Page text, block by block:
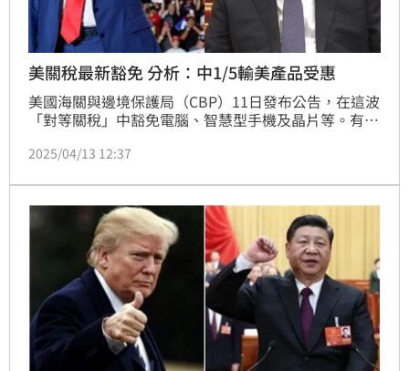
美關稅最新豁免 分析：中1/5輸美產品受惠
美國海關與邊境保護局（CBP）11日發布公告，在這波
「對等關稅」中豁免電腦、智慧型手機及晶片等。有機
美元，占中國出口至美國總額的20%。
2025/04/13 12:37